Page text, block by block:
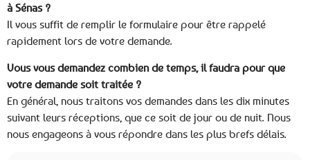
à Sénas ?
Il vous suffit de remplir le formulaire pour être rappelé
rapidement lors de votre demande.
Vous vous demandez combien de temps, il faudra pour que
votre demande soit traitée ?
En général, nous traitons vos demandes dans les dix minutes
suivant leurs réceptions, que ce soit de jour ou de nuit. Nous
nous engageons à vous répondre dans les plus brefs délais.